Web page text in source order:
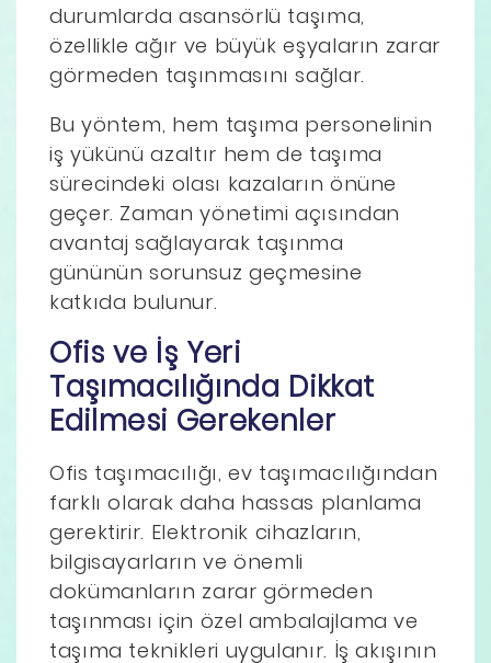
durumlarda asansörlü taşıma,
özellikle ağır ve büyük eşyaların zarar
görmeden taşınmasını sağlar.
Bu yöntem, hem taşıma personelinin
iş yükünü azaltır hem de taşıma
sürecindeki olası kazaların önüne
geçer. Zaman yönetimi açısından
avantaj sağlayarak taşınma
gününün sorunsuz geçmesine
katkıda bulunur.
Ofis ve İş Yeri
Taşımacılığında Dikkat
Edilmesi Gerekenler
Ofis taşımacılığı, ev taşımacılığından
farklı olarak daha hassas planlama
gerektirir. Elektronik cihazların,
bilgisayarların ve önemli
dokümanların zarar görmeden
taşınması için özel ambalajlama ve
taşıma teknikleri uygulanır. İş akışının